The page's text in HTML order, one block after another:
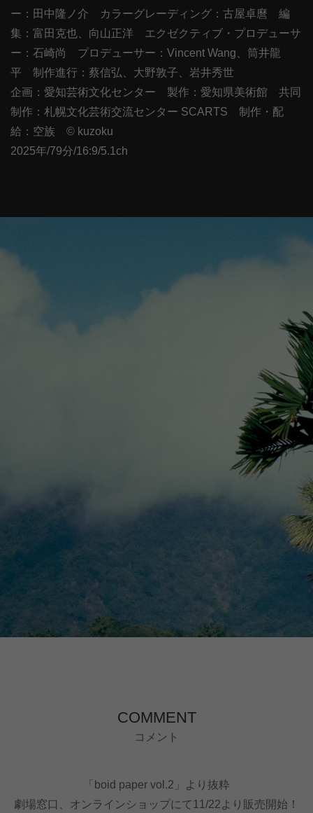
ー：田中隆ノ介 カラーグレーディング：古屋卓麿 編
集：富田克也、向山正洋 エクゼクティブ・プロデューサ
ー：石崎尚 プロデューサー：Vincent Wang、筒井龍
平 制作進行：蔡信弘、大野敦子、岩井秀世
企画：愛知芸術文化センター 製作：愛知県美術館 共同
制作：札幌文化芸術交流センター SCARTS 制作・配
給：空族 © kuzoku
2025年/79分/16:9/5.1ch
COMMENT
コメント
「boid paper vol.2」より抜粋
劇場窓口、オンラインショップにて11/22より販売開始！